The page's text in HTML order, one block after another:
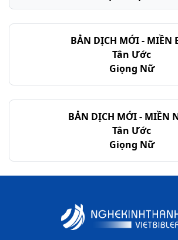
BẢN DỊCH MỚI - MIỀN
Tân Ước
Giọng Nữ
BẢN DỊCH MỚI - MIỀN
Tân Ước
Giọng Nữ